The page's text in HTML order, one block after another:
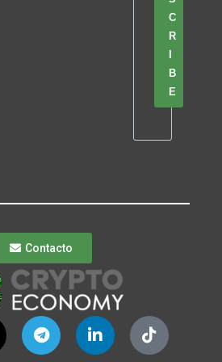
C
R
B
E
Contacto